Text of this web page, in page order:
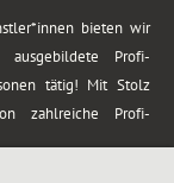
bieten wir
Profi-
tätig! Mit Stolz
zahlreiche Profi-